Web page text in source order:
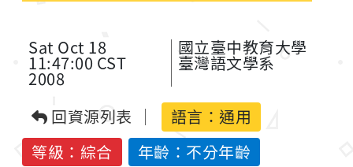
Sat Oct 18
11:47:00 CST
2008
國立臺中教育大學
臺灣語文學系
回資源列表 語言： 通用
等級：綜合
年齡：不分年齡